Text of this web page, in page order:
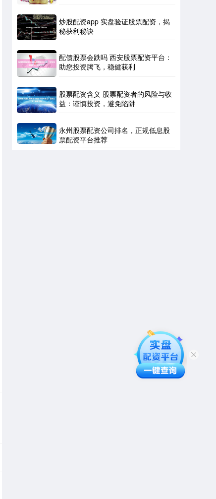
炒股配资app 实盘验证股票配资，揭
秘获利秘诀
配债股票会跌吗 西安股票配资平台：
助您投资腾飞，稳健获利
股票配资含义 股票配资者的风险与收
益：谨慎投资，避免陷阱
永州股票配资公司排名，正规低息股
票配资平台推荐